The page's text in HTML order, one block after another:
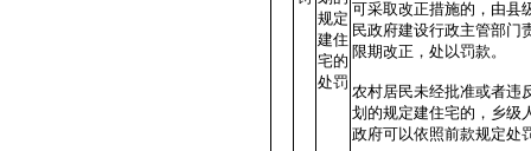
规定
建住
宅的
处罚
可采取改正措施的，由县
民政府建设行政主管部门
限期改正，处以罚款。
农村居民未经批准或者违
划的规定建住宅的，乡级
政府可以依照前款规定